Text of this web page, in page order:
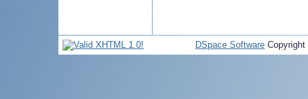
DSpace Software